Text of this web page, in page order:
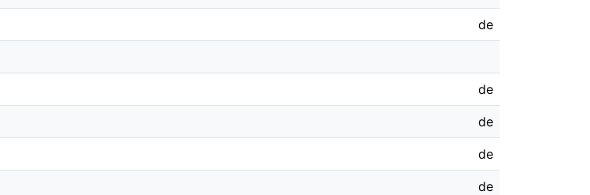
de
de
de
de
de